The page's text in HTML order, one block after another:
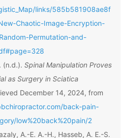
links/585b581908ae8f
Chaotic-Image-Encryption-
Permutation-and-
(n.d.). Spinal Manipulation Proves
as Surgery in Sciatica
December 14, 2024, from
back-pain-
low%20back%20pain/2
A.-E. A.-H., Hasseb, A. E.-S.